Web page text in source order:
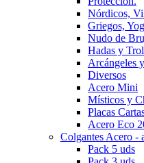
Nórdicos,
Griegos,
Nudo de
Hadas y
Arcángeles
Diversos
Acero Mini
Místicos y
Placas
Acero Eco
Colgantes Acero -
Pack 5 uds